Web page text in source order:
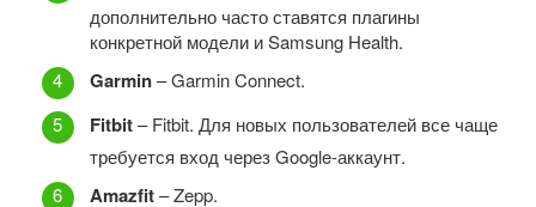
дополнительно часто ставятся плагины
конкретной модели и Samsung Health.
Garmin– Garmin Connect.
Fitbit– Fitbit. Для новых пользователей все чаще
требуется вход через Google-аккаунт.
Amazfit– Zepp.